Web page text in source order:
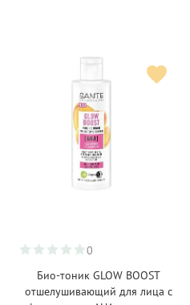
0
Био-тоник GLOW BOOST
отшелушивающий для лица с